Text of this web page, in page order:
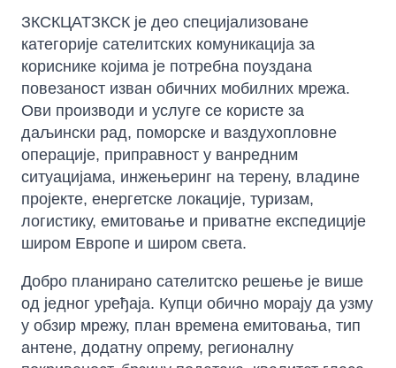
ЗКСКЦАТЗКСК је део специјализоване
категорије сателитских комуникација за
кориснике којима је потребна поуздана
повезаност изван обичних мобилних мрежа.
Ови производи и услуге се користе за
даљински рад, поморске и ваздухопловне
операције, приправност у ванредним
ситуацијама, инжењеринг на терену, владине
пројекте, енергетске локације, туризам,
логистику, емитовање и приватне експедиције
широм Европе и широм света.
Добро планирано сателитско решење је више
од једног уређаја. Купци обично морају да узму
у обзир мрежу, план времена емитовања, тип
антене, додатну опрему, регионалну